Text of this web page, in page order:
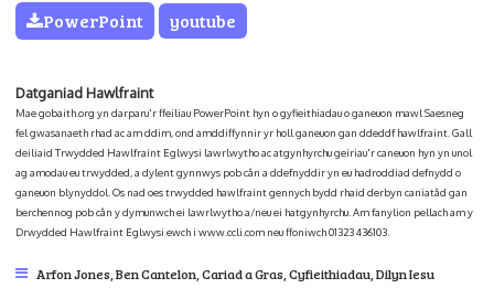
PowerPoint youtube
Datganiad Hawlfraint
Mae gobaith.org yn darparu'r ffeiliau PowerPoint hyn o gyfieithiadau o ganeuon mawl Saesneg
fel gwasanaeth rhad ac am ddim, ond amddiffynnir yr holl ganeuon gan ddeddf hawlfraint. Gall
deiliaid Trwydded Hawlfraint Eglwysi lawrlwytho ac atgynhyrchu geiriau'r caneuon hyn yn unol
ag amodau eu trwydded, a dylent gynnwys pob cân a ddefnyddir yn eu hadroddiad defnydd o
ganeuon blynyddol. Os nad oes trwydded hawlfraint gennych bydd rhaid derbyn caniatâd gan
berchennog pob cân y dymunwch ei lawrlwytho a/neu ei hatgynhyrchu. Am fanylion pellach am y
Drwydded Hawlfraint Eglwysi ewch i www.ccli.com neu ffoniwch 01323 436103.
Arfon Jones Ben Cantelon Cariad a Gras Cyfieithiadau Dilyn Iesu